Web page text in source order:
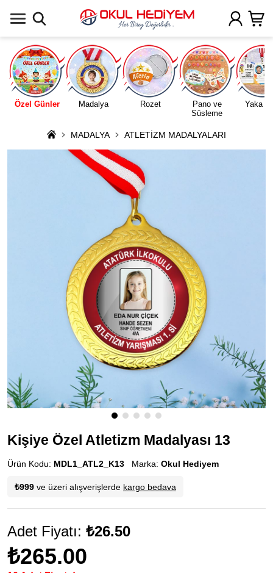
Özel Günler Madalya Rozet
Pano ve
Süsleme
Yaka
MADALYA ATLETİZM MADALYALARI
Kişiye Özel Atletizm Madalyası 13
Ürün Kodu: MDL1_ATL2_K13 Marka: Okul Hediyem
₺999 ve üzeri alışverişlerde kargo bedava
Adet Fiyatı: ₺26.50
₺265.00
Uygulamada Aç